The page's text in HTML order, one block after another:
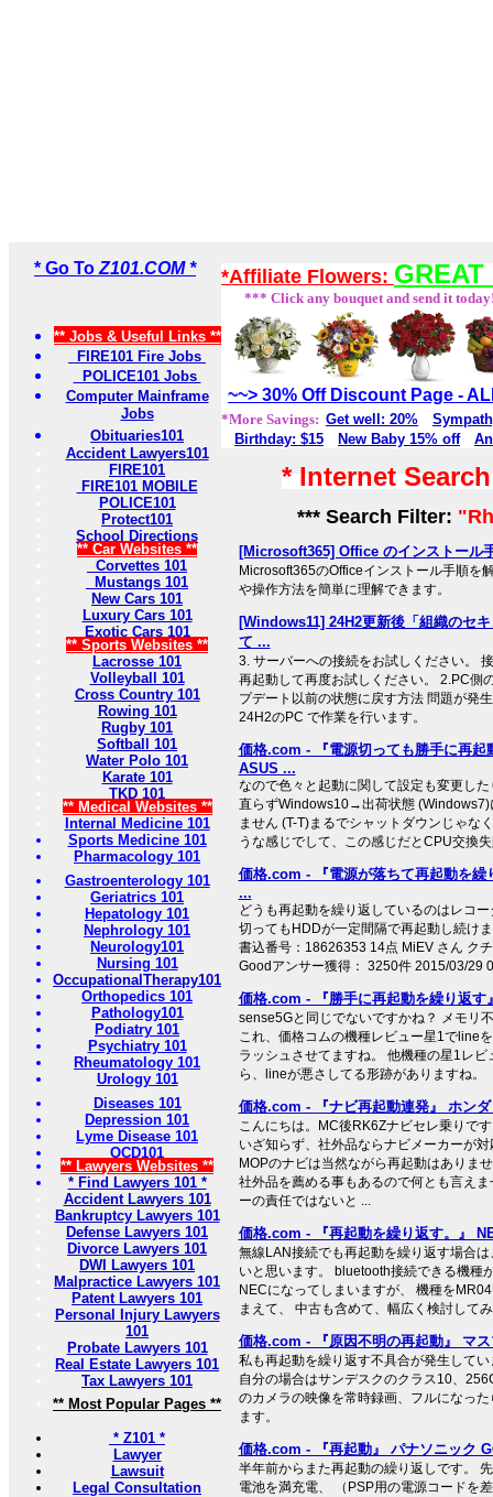
* Go To Z101.COM *
** Jobs & Useful Links **
FIRE101 Fire Jobs
POLICE101 Jobs
Computer Mainframe
Jobs
Obituaries101
Accident Lawyers101
FIRE101
FIRE101 MOBILE
POLICE101
Protect101
School Directions
** Car Websites **
Corvettes 101
Mustangs 101
New Cars 101
Luxury Cars 101
Exotic Cars 101
** Sports Websites **
Lacrosse 101
Volleyball 101
Cross Country 101
Rowing 101
Rugby 101
Softball 101
Water Polo 101
Karate 101
TKD 101
** Medical Websites **
Internal Medicine 101
Sports Medicine 101
Pharmacology 101
Gastroenterology 101
Geriatrics 101
Hepatology 101
Nephrology 101
Neurology101
Nursing 101
OccupationalTherapy101
Orthopedics 101
Pathology101
Podiatry 101
Psychiatry 101
Rheumatology 101
Urology 101
Diseases 101
Depression 101
Lyme Disease 101
OCD101
** Lawyers Websites **
* Find Lawyers 101 *
Accident Lawyers 101
Bankruptcy Lawyers 101
Defense Lawyers 101
Divorce Lawyers 101
DWI Lawyers 101
Malpractice Lawyers 101
Patent Lawyers 101
Personal Injury Lawyers
101
Probate Lawyers 101
Real Estate Lawyers 101
Tax Lawyers 101
** Most Popular Pages **
* Z101 *
Lawyer
Lawsuit
Legal Consultation
*Affiliate Flowers:
*** Click any bouquet and send it
~~> 30% Off Discount Page -
*More Savings: Get well: 20%
Birthday: $15
New Baby 15% off
* Internet
*** Search Filter:
[Microsoft365] Office のインストール
Microsoft365のOfficeインストール手順を
や操作方法を簡単に理解できます。
[Windows11] 24H2更新後「組織のセ
て ...
3. サーバーへの接続をお試しください。
再起動して再度お試しください。 2.PC側
プデート以前の状態に戻す方法 問題が発
24H2のPC で作業を行います。
価格.com - 『電源切っても勝手に再起
ASUS ...
なので色々と起動に関して設定も変更し
直らずWindows10→出荷状態 (Windows7)
ません (T-T)まるでシャットダウンじゃな
うな感じでして、この感じだとCPU交換
価格.com - 『電源が落ちて再起動を繰
...
どうも再起動を繰り返しているのはレコ
切ってもHDDが一定間隔で再起動し続け
書込番号：18626353 14点 MiEV さん ク
Goodアンサー獲得： 3250件 2015/03/29
価格.com - 『勝手に再起動を繰り返す
sense5Gと同じでないですかね？ メモリ
これ、価格コムの機種レビュー星1でline
ラッシュさせてますね。 他機種の星1レ
ら、lineが悪さしてる形跡がありますね。
価格.com - 『ナビ再起動連発』 ホン
こんにちは。MC後RK6Zナビセレ乗りで
いざ知らず、社外品ならナビメーカーが
MOPのナビは当然ながら再起動はありま
社外品を薦める事もあるので何とも言え
ーの責任ではないと ...
価格.com - 『再起動を繰り返す。』
無線LAN接続でも再起動を繰り返す場合
いと思います。 bluetooth接続できる機種
NECになってしまいますが、 機種を
まえて、 中古も含めて、幅広く検討して
価格.com - 『原因不明の再起動』 マ
私も再起動を繰り返す不具合が発生して
自分の場合はサンデスクのクラス10、
のカメラの映像を常時録画、フルになっ
ます。
価格.com - 『再起動』 パナソニック
半年前からまた再起動の繰り返しです。
電池を満充電、 （PSP用の電源コードを